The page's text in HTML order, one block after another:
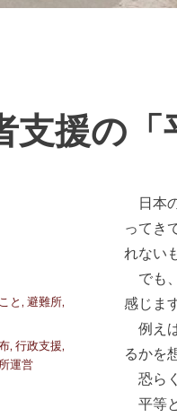
支援の「
日本
ってき
れない
でも
感じま
例え
るかを
恐ら
平等
と ,避難所,
,行政支援,
運営